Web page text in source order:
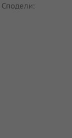
Сподели: